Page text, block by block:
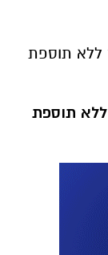
ללא תוספת
תוספת